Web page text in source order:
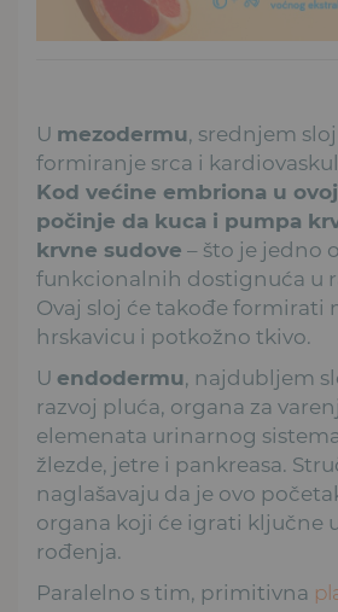
U mezodermu, srednjem
formiranje srca i
Kod većine embriona u
počinje da kuca i pumpa
krvne sudove – što je jedno
funkcionalnih dostignuća u
Ovaj sloj će takođe formirati
hrskavicu i potkožno tkivo.
U endodermu, najdubljem
razvoj pluća, organa za
elemenata urinarnog
žlezde, jetre i pankreasa.
naglašavaju da je ovo
organa koji će igrati ključne
rođenja.
Paralelno s tim, primitivna